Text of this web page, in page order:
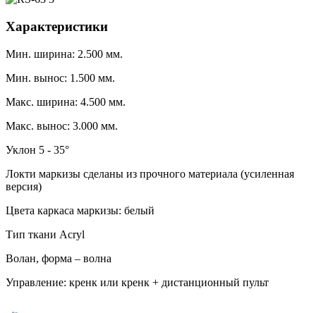
Характеристики
Мин. ширина: 2.500 мм.
Мин. вынос: 1.500 мм.
Макс. ширина: 4.500 мм.
Макс. вынос: 3.000 мм.
Уклон 5 - 35°
Локти маркизы сделаны из прочного материала (усиленная
версия)
Цвета каркаса маркизы: белый
Тип ткани Acryl
Волан, форма – волна
Управление: кренк или кренк + дистанционный пульт